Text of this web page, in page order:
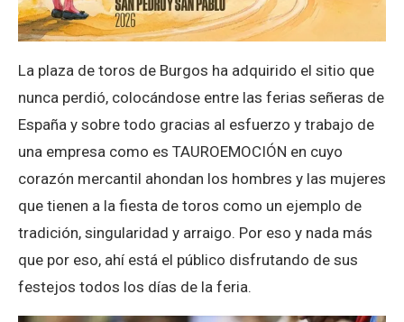
La plaza de toros de Burgos ha adquirido el sitio que
nunca perdió, colocándose entre las ferias señeras de
España y sobre todo gracias al esfuerzo y trabajo de
una empresa como es TAUROEMOCIÓN en cuyo
corazón mercantil ahondan los hombres y las mujeres
que tienen a la fiesta de toros como un ejemplo de
tradición, singularidad y arraigo. Por eso y nada más
que por eso, ahí está el público disfrutando de sus
festejos todos los días de la feria.